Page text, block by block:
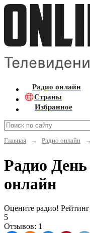
Радио онлайн
Страны
Избранное
Главная
→ Радио онлайн →
Радио
онлайн
Оцените радио!
5
Отзывов: 1